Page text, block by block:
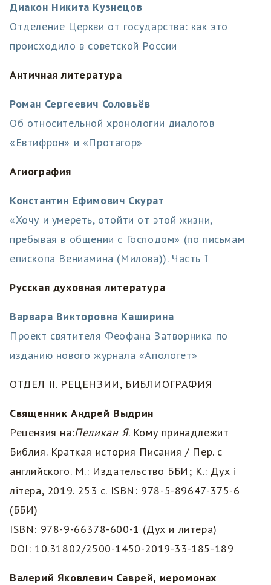
Диакон Никита Кузнецов
Отделение Церкви от государства: как это
происходило в советской России
Античная литература
Роман Сергеевич Соловьёв
Об относительной хронологии диалогов
«Евтифрон» и «Протагор»
Агиография
Константин Ефимович Скурат
«Хочу и умереть, отойти от этой жизни,
пребывая в общении с Господом» (по письмам
епископа Вениамина (Милова)). Часть Ι
Русская духовная литература
Варвара Викторовна Каширина
Проект святителя Феофана Затворника по
изданию нового журнала «Апологет»
ОТДЕЛ II. РЕЦЕНЗИИ, БИБЛИОГРАФИЯ
Священник Андрей Выдрин
Рецензия на:Пеликан Я. Кому принадлежит
Библия. Краткая история Писания / Пер. с
английского. М.: Издательство ББИ; К.: Дух i
лiтера, 2019. 253 с. ISBN: 978-5-89647-375-6
(ББИ)
ISBN: 978-9-66378-600-1 (Дух и литера)
DOI: 10.31802/2500-1450-2019-33-185-189
Валерий Яковлевич Саврей, иеромонах